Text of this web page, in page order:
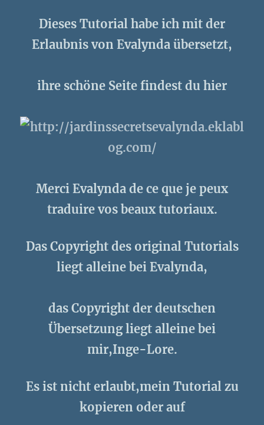
Dieses Tutorial habe ich mit der
Erlaubnis von Evalynda übersetzt,
ihre schöne Seite findest du hier
Merci Evalynda de ce que je peux
traduire vos beaux tutoriaux.
Das Copyright des original Tutorials
liegt alleine bei Evalynda,
das Copyright der deutschen
Übersetzung liegt alleine bei
mir,Inge-Lore.
Es ist nicht erlaubt,mein Tutorial zu
kopieren oder auf